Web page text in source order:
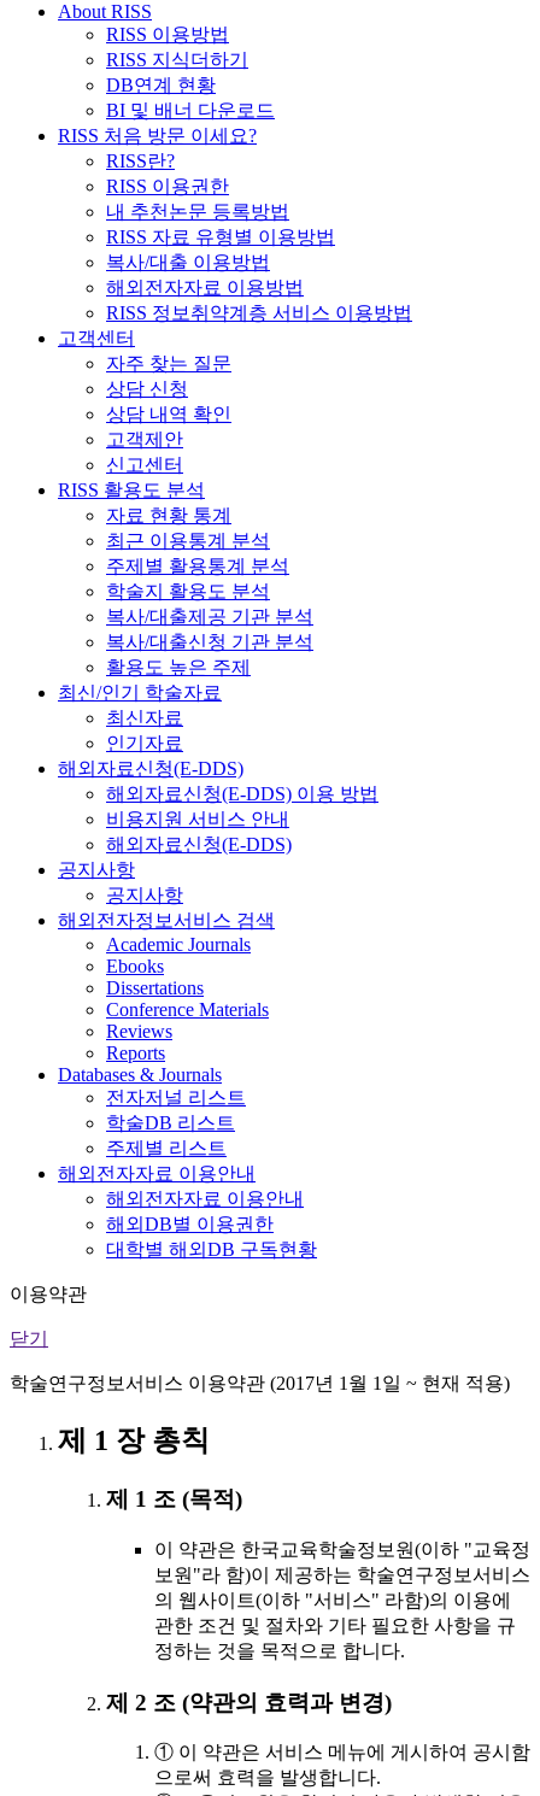
About RISS
RISS 이용방법
RISS 지식더하기
DB연계 현황
BI 및 배너 다운로드
RISS 처음 방문 이세요?
RISS란?
RISS 이용권한
내 추천논문 등록방법
RISS 자료 유형별 이용방법
복사/대출 이용방법
해외전자자료 이용방법
RISS 정보취약계층 서비스 이용방법
고객센터
자주 찾는 질문
상담 신청
상담 내역 확인
고객제안
신고센터
RISS 활용도 분석
자료 현황 통계
최근 이용통계 분석
주제별 활용통계 분석
학술지 활용도 분석
복사/대출제공 기관 분석
복사/대출신청 기관 분석
활용도 높은 주제
최신/인기 학술자료
최신자료
인기자료
해외자료신청(E-DDS)
해외자료신청(E-DDS) 이용 방법
비용지원 서비스 안내
해외자료신청(E-DDS)
공지사항
공지사항
해외전자정보서비스 검색
Academic Journals
Ebooks
Dissertations
Conference Materials
Reviews
Reports
Databases & Journals
전자저널 리스트
학술DB 리스트
주제별 리스트
해외전자자료 이용안내
해외전자자료 이용안내
해외DB별 이용권한
대학별 해외DB 구독현황
이용약관
닫기
학술연구정보서비스 이용약관 (2017년 1월 1일 ~ 현재 적용)
제 1 장 총칙
제 1 조 (목적)
이 약관은 한국교육학술정보원(이하 "교육정
보원"라 함)이 제공하는 학술연구정보서비스
의 웹사이트(이하 "서비스" 라함)의 이용에
관한 조건 및 절차와 기타 필요한 사항을 규
정하는 것을 목적으로 합니다.
제 2 조 (약관의 효력과 변경)
① 이 약관은 서비스 메뉴에 게시하여 공시함
으로써 효력을 발생합니다.